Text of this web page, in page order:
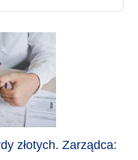
złotych. Zarządca: